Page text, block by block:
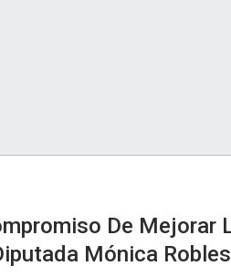
De Mejorar
Mónica